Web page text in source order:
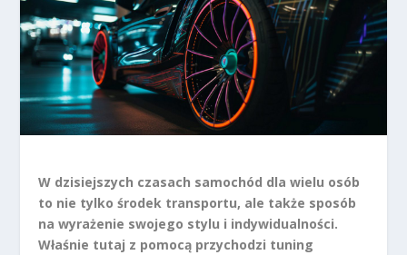
W dzisiejszych czasach samochód dla wielu osób
to nie tylko środek transportu, ale także sposób
na wyrażenie swojego stylu i indywidualności.
Właśnie tutaj z pomocą przychodzi tuning